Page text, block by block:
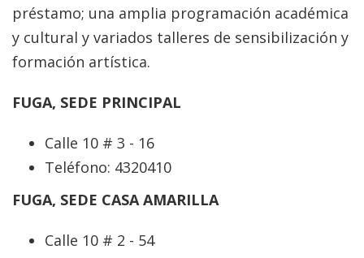
préstamo; una amplia programación académica
y cultural y variados talleres de sensibilización y
formación artística.
FUGA, SEDE PRINCIPAL
Calle 10 # 3 - 16
Teléfono: 4320410
FUGA, SEDE CASA AMARILLA
Calle 10 # 2 - 54